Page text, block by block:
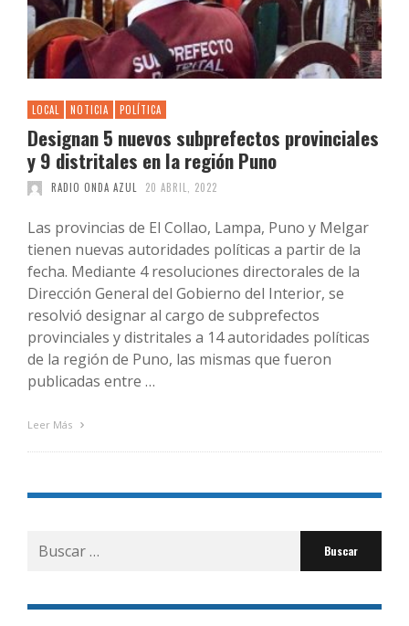
LOCAL NOTICIA POLÍTICA
Designan 5 nuevos subprefectos provinciales
y 9 distritales en la región Puno
RADIO ONDA AZUL 20 ABRIL, 2022
Las provincias de El Collao, Lampa, Puno y Melgar
tienen nuevas autoridades políticas a partir de la
fecha. Mediante 4 resoluciones directorales de la
Dirección General del Gobierno del Interior, se
resolvió designar al cargo de subprefectos
provinciales y distritales a 14 autoridades políticas
de la región de Puno, las mismas que fueron
publicadas entre …
Leer Más
Buscar
por: